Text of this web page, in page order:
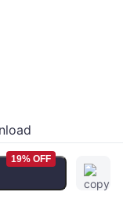
19% OFF